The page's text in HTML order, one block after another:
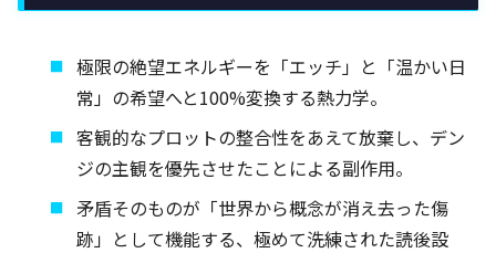
極限の絶望エネルギーを「エッチ」と「温かい日
常」の希望へと100%変換する熱力学。
客観的なプロットの整合性をあえて放棄し、デン
ジの主観を優先させたことによる副作用。
矛盾そのものが「世界から概念が消え去った傷
跡」として機能する、極めて洗練された読後設